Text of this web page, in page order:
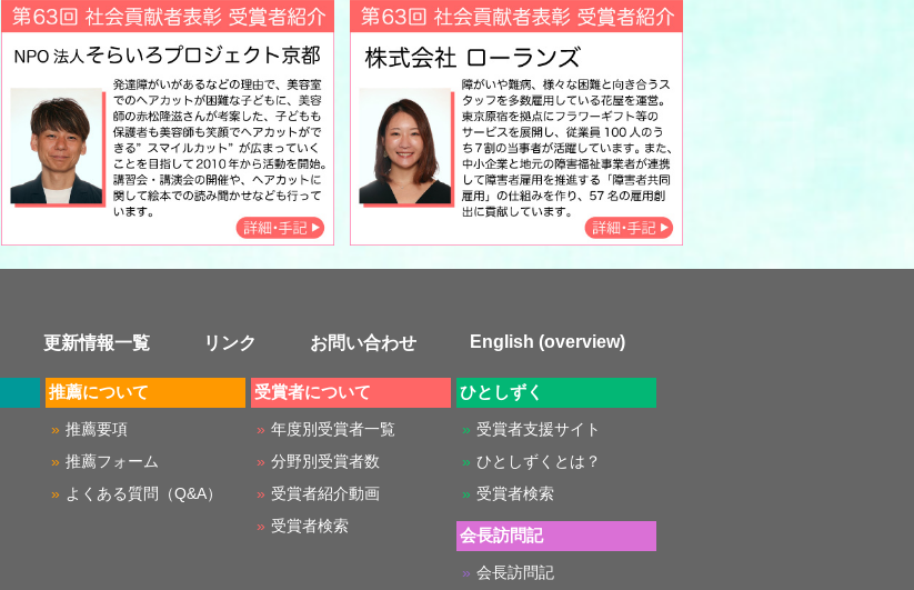
更新情報一覧 リンク お問い合わせ English (overview)
推薦について
推薦要項
推薦フォーム
よくある質問（Q&A）
受賞者について
年度別受賞者一覧
分野別受賞者数
受賞者紹介動画
受賞者検索
ひとしずく
受賞者支援サイト
ひとしずくとは？
受賞者検索
会長訪問記
会長訪問記